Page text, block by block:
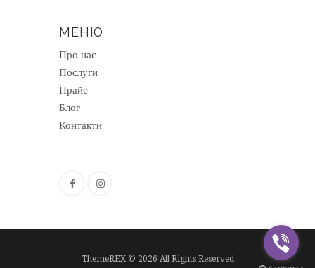
МЕНЮ
Про нас
Послуги
Прайс
Блог
Контакти
ThemeREX © 2026 All Rights Reserved